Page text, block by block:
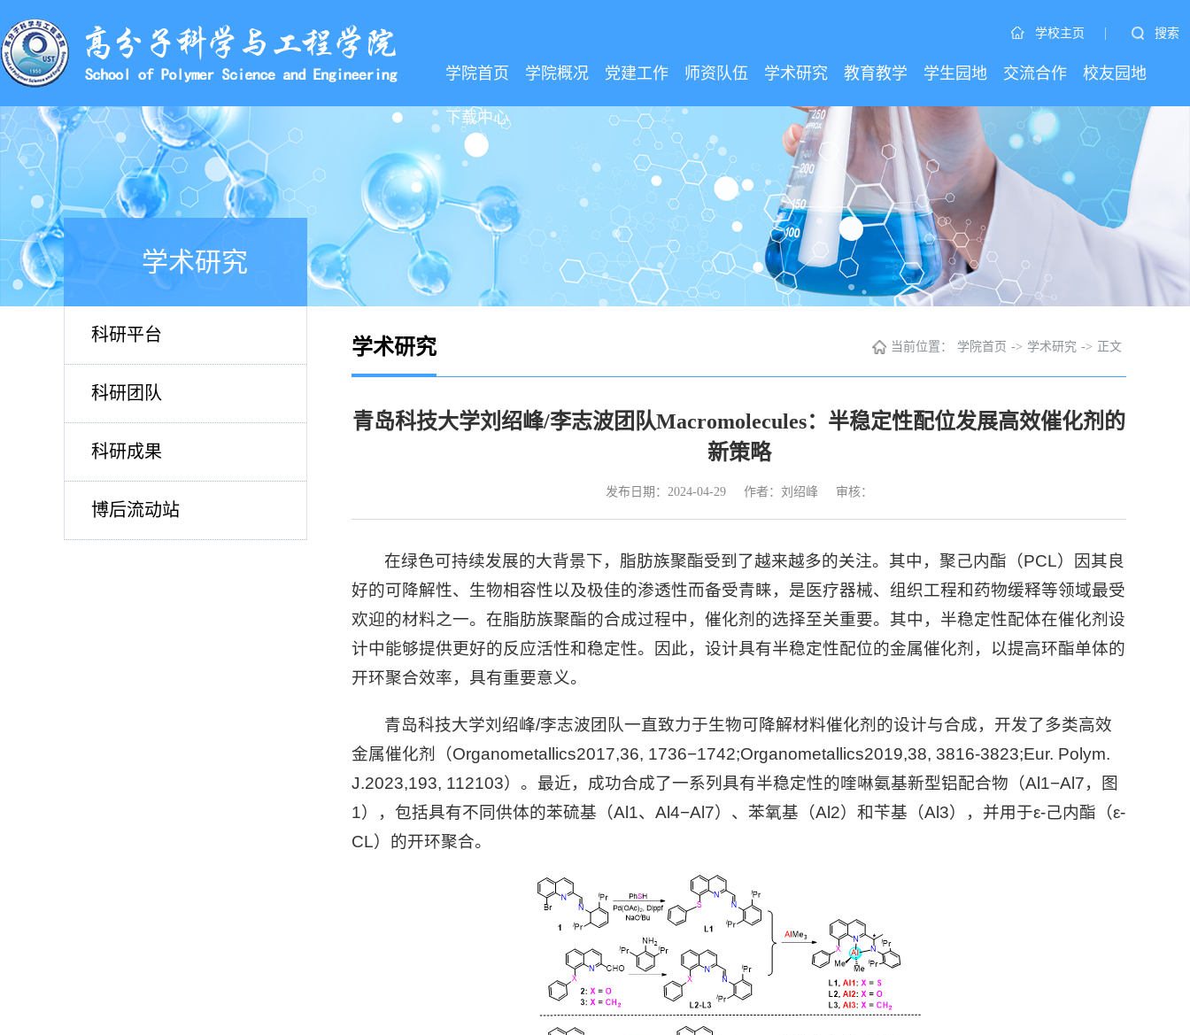
学校主页 | 搜索
学院首页 学院概况 党建工作 师资队伍 学术研究 教育教学 学生园地 交流合作 校友园地
下载中心
学术研究
科研平台
科研团队
科研成果
博后流动站
学术研究 当前位置： 学院首页 -> 学术研究 -> 正文
青岛科技大学刘绍峰/李志波团队Macromolecules：半稳定性配位发展高效催化剂的
新策略
发布日期：2024-04-29 作者：刘绍峰 审核：
在绿色可持续发展的大背景下，脂肪族聚酯受到了越来越多的关注。其中，聚己内酯（PCL）因其良
好的可降解性、生物相容性以及极佳的渗透性而备受青睐，是医疗器械、组织工程和药物缓释等领域最受
欢迎的材料之一。在脂肪族聚酯的合成过程中，催化剂的选择至关重要。其中，半稳定性配体在催化剂设
计中能够提供更好的反应活性和稳定性。因此，设计具有半稳定性配位的金属催化剂，以提高环酯单体的
开环聚合效率，具有重要意义。
青岛科技大学刘绍峰/李志波团队一直致力于生物可降解材料催化剂的设计与合成，开发了多类高效
金属催化剂（Organometallics2017,36, 1736−1742;Organometallics2019,38, 3816-3823;Eur. Polym.
J.2023,193, 112103）。最近，成功合成了一系列具有半稳定性的喹啉氨基新型铝配合物（Al1−Al7，图
1），包括具有不同供体的苯硫基（Al1、 Al4−Al7）、苯氧基（Al2）和苄基（Al3），并用于ε-己内酯（ε-
CL）的开环聚合。